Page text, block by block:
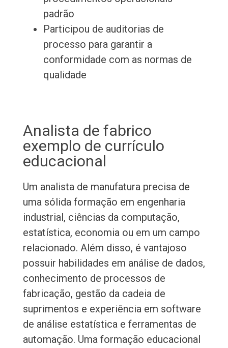
padrão
Participou de auditorias de
processo para garantir a
conformidade com as normas de
qualidade
Analista de fabrico
exemplo de currículo
educacional
Um analista de manufatura precisa de
uma sólida formação em engenharia
industrial, ciências da computação,
estatística, economia ou em um campo
relacionado. Além disso, é vantajoso
possuir habilidades em análise de dados,
conhecimento de processos de
fabricação, gestão da cadeia de
suprimentos e experiência em software
de análise estatística e ferramentas de
automação. Uma formação educacional